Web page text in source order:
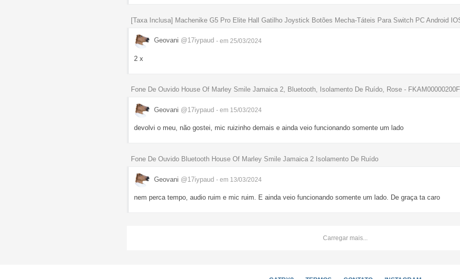
[Taxa Inclusa] Machenike G5 Pro Elite Hall Gatilho Joystick Botões Mecha-Táteis Para Switch PC Android
Geovani @17iypaud - em 25/03/2024
2 x
Fone De Ouvido House Of Marley Smile Jamaica 2, Bluetooth, Isolamento De Ruído, Rose -
Geovani @17iypaud - em 15/03/2024
devolvi o meu, não gostei, mic ruizinho demais e ainda veio funcionando somente um lado
Fone De Ouvido Bluetooth House Of Marley Smile Jamaica 2 Isolamento De Ruído
Geovani @17iypaud - em 13/03/2024
nem perca tempo, audio ruim e mic ruim. E ainda veio funcionando somente um lado. De graça ta caro
Carregar mais...